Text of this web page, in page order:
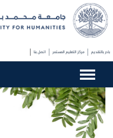
بادر بالتقديم مركز التعليم المستمر اتصل بنا